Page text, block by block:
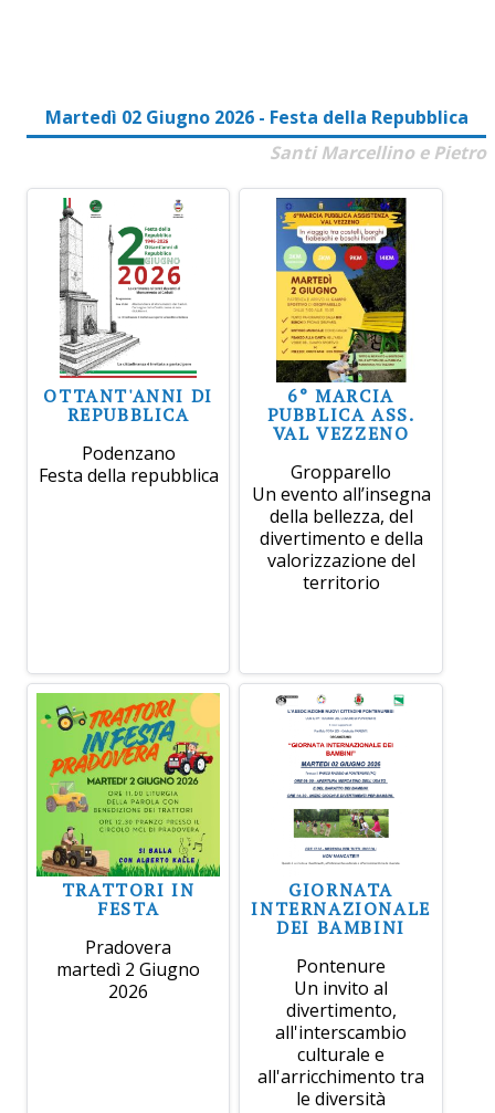
Martedì 02 Giugno 2026 - Festa della Repubblica
Santi Marcellino e Pietro
OTTANT'ANNI DI
REPUBBLICA
Podenzano
Festa della repubblica
6° MARCIA
PUBBLICA ASS.
VAL VEZZENO
Gropparello
Un evento all’insegna
della bellezza, del
divertimento e della
valorizzazione del
territorio
TRATTORI IN
FESTA
Pradovera
martedì 2 Giugno
2026
GIORNATA
INTERNAZIONALE
DEI BAMBINI
Pontenure
Un invito al
divertimento,
all'interscambio
culturale e
all'arricchimento tra
le diversità